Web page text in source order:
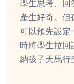
學生思考、回
產生好奇。但
可以預先設定
時將學生拉回
納孩子天馬行